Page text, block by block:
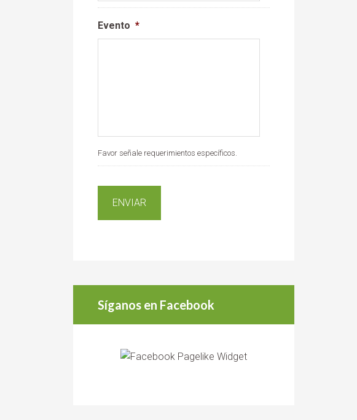
Evento *
Favor señale requerimientos específicos.
Síganos en Facebook